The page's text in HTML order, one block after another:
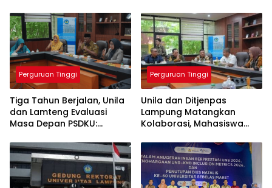
Medis
Perguruan Tinggi
Tiga Tahun Berjalan, Unila
dan Lamteng Evaluasi
Masa Depan PSDKU:
Kampus Daerah
Perguruan Tinggi
Unila dan Ditjenpas
Lampung Matangkan
Kolaborasi, Mahasiswa
Lapas